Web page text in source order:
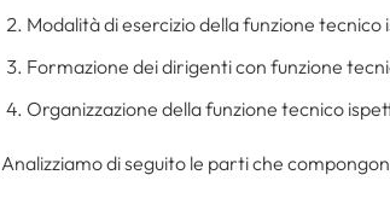
Modalità di esercizio della funzione tecnico
Formazione dei dirigenti con funzione
Organizzazione della funzione tecnico
Analizziamo di seguito le parti che